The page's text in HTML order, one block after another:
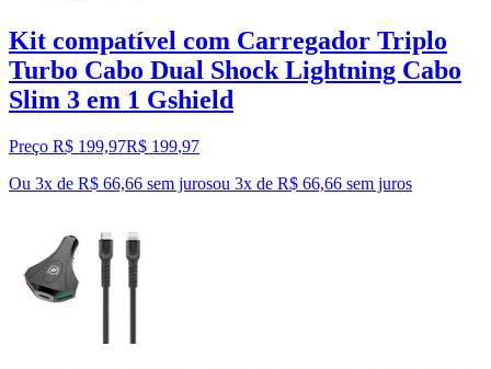
Kit compatível com Carregador Triplo
Turbo Cabo Dual Shock Lightning Cabo
Slim 3 em 1 Gshield
Preço R$ 199,97R$ 199,97
Ou 3x de R$ 66,66 sem jurosou 3x de R$ 66,66 sem juros